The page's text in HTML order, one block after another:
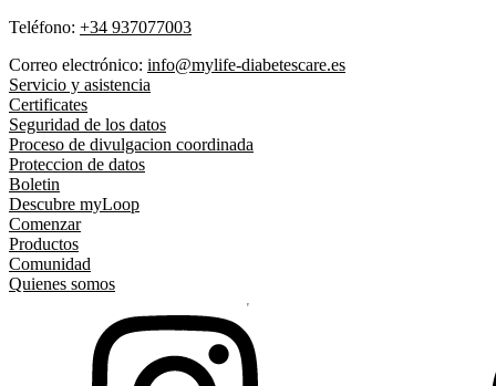
Teléfono: +34 937077003
Correo electrónico: info@mylife-diabetescare.es
Servicio y asistencia
Certificates
Seguridad de los datos
Proceso de divulgacion coordinada
Proteccion de datos
Boletin
Descubre myLoop
Comenzar
Productos
Comunidad
Quienes somos